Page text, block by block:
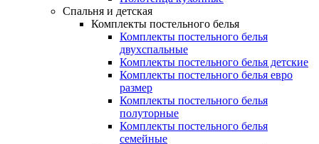
Спальня и детская
Комплекты постельного белья
Комплекты постельного белья
двухспальные
Комплекты постельного белья детские
Комплекты постельного белья евро
размер
Комплекты постельного белья
полуторные
Комплекты постельного белья
семейные